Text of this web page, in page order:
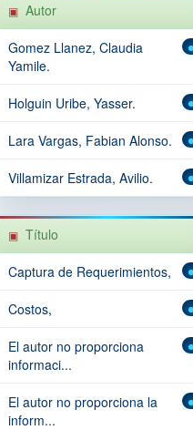
Autor
Gomez Llanez, Claudia
Yamile.
Holguin Uribe, Yasser.
Lara Vargas, Fabian Alonso.
Villamizar Estrada, Avilio.
Título
Captura de Requerimientos,
Costos,
El autor no proporciona
informaci...
El autor no proporciona la
inform...